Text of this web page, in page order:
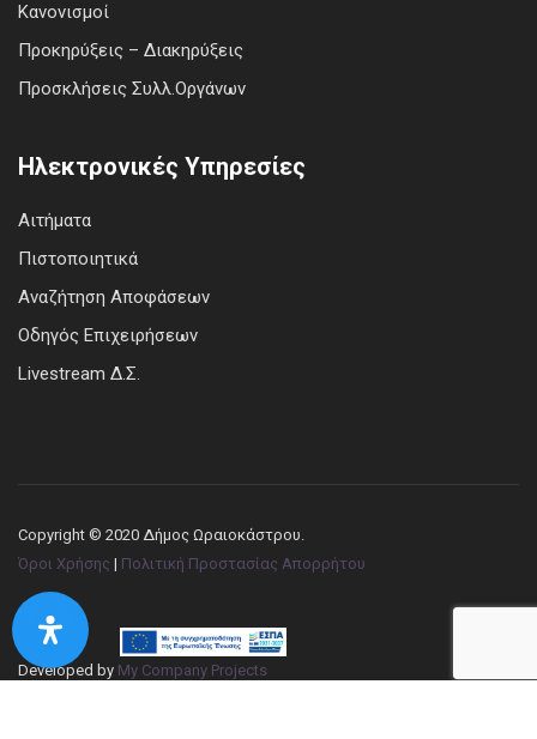
Κανονισμοί
Προκηρύξεις – Διακηρύξεις
Προσκλήσεις Συλλ.Οργάνων
Ηλεκτρονικές Υπηρεσίες
Αιτήματα
Πιστοποιητικά
Αναζήτηση Αποφάσεων
Οδηγός Επιχειρήσεων
Livestream Δ.Σ.
Copyright © 2020 Δήμος Ωραιοκάστρου.
Όροι Χρήσης | Πολιτική Προστασίας Απορρήτου
Developed by My Company Projects